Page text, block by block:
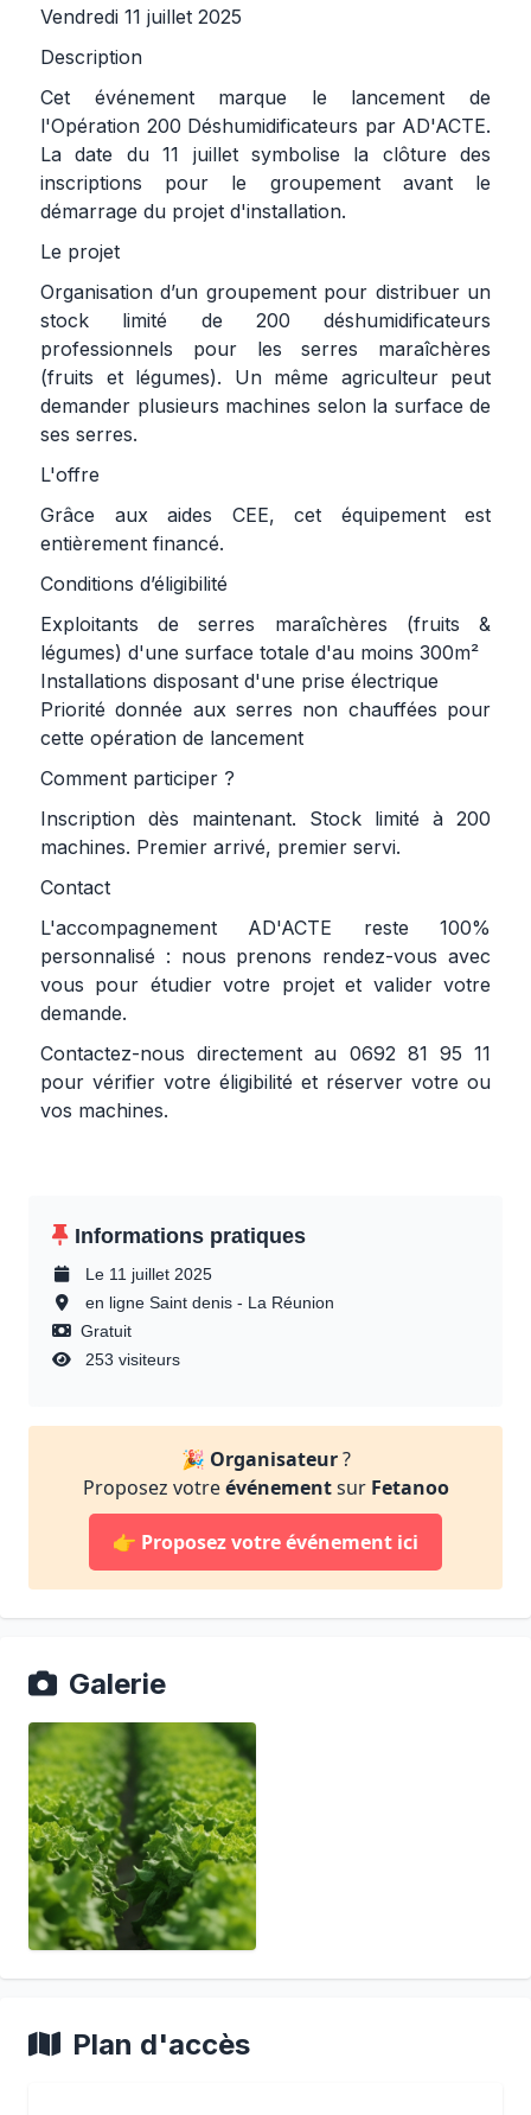
Vendredi 11 juillet 2025
Description
Cet événement marque le lancement de
l'Opération 200 Déshumidificateurs par AD'ACTE.
La date du 11 juillet symbolise la clôture des
inscriptions pour le groupement avant le
démarrage du projet d'installation.
Le projet
Organisation d’un groupement pour distribuer un
stock limité de 200 déshumidificateurs
professionnels pour les serres maraîchères
(fruits et légumes). Un même agriculteur peut
demander plusieurs machines selon la surface de
ses serres.
L'offre
Grâce aux aides CEE, cet équipement est
entièrement financé.
Conditions d’éligibilité
Exploitants de serres maraîchères (fruits &
légumes) d'une surface totale d'au moins 300m²
Installations disposant d'une prise électrique
Priorité donnée aux serres non chauffées pour
cette opération de lancement
Comment participer ?
Inscription dès maintenant. Stock limité à 200
machines. Premier arrivé, premier servi.
Contact
L'accompagnement AD'ACTE reste 100%
personnalisé : nous prenons rendez-vous avec
vous pour étudier votre projet et valider votre
demande.
Contactez-nous directement au 0692 81 95 11
pour vérifier votre éligibilité et réserver votre ou
vos machines.
Informations pratiques
Le 11 juillet 2025
en ligne Saint denis - La Réunion
Gratuit
253 visiteurs
🎉 Organisateur?
Proposez votreévénementsur Fetanoo
👉 Proposez votre événement ici
Galerie
Plan d'accès